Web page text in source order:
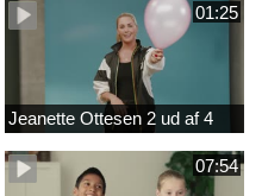
01:25
Jeanette Ottesen 2 ud af 4
07:54